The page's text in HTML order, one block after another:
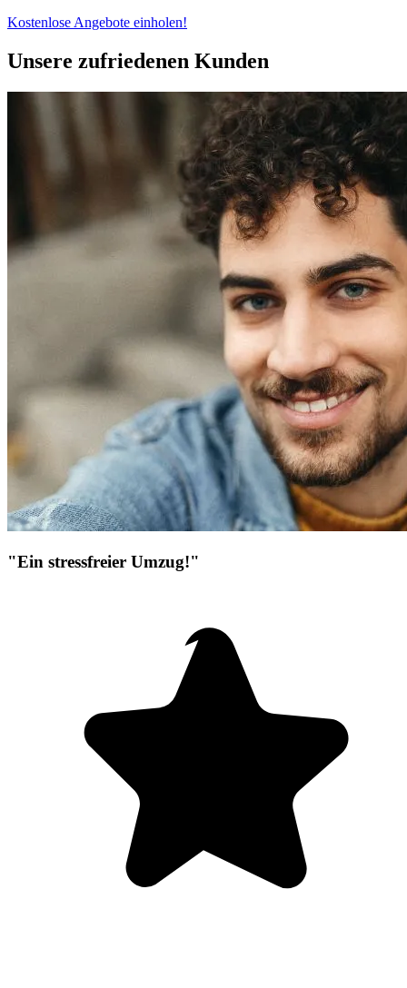
Kostenlose Angebote einholen!
Unsere zufriedenen Kunden
"Ein stressfreier Umzug!"